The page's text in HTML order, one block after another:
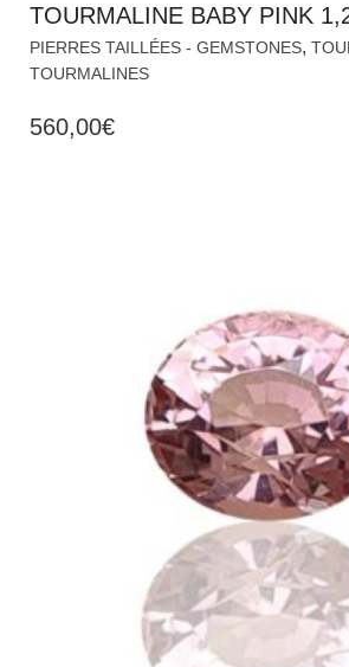
TOURMALINE BABY PINK
PIERRES TAILLÉES - GEMSTONES,
TOURMALINES
560,00€